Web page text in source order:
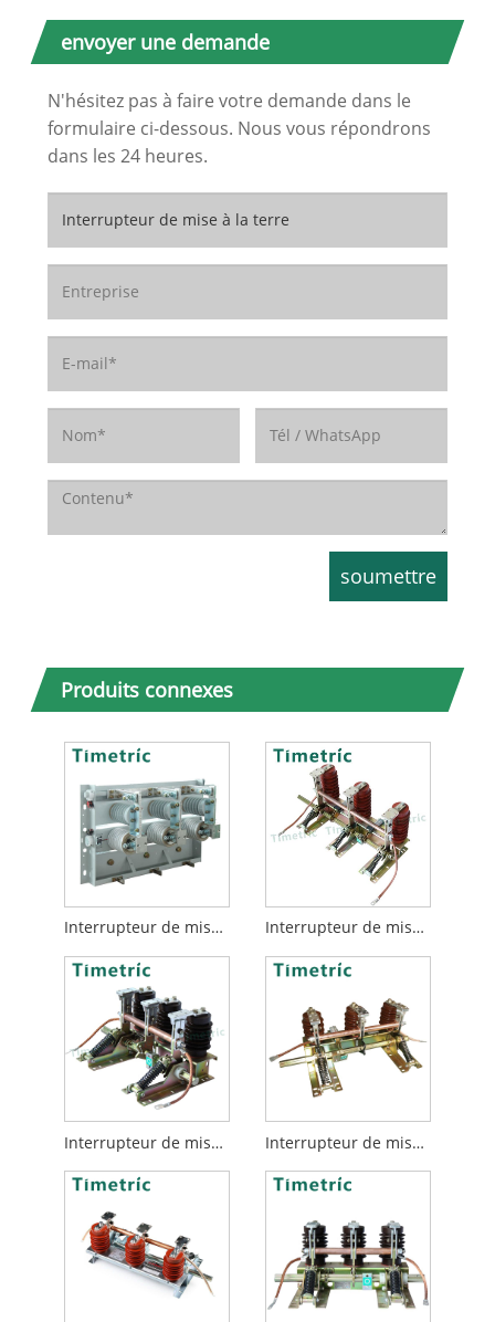
envoyer une demande
N'hésitez pas à faire votre demande dans le
formulaire ci-dessous. Nous vous répondrons
dans les 24 heures.
Produits connexes
Interrupteur de mise à la terre électrique intérieur Interrupteur de mise à la terre pour l'appareil de commutation
Interrupteur de mise à la terre 24KV Interrupteur de mise à la terre en intérieur